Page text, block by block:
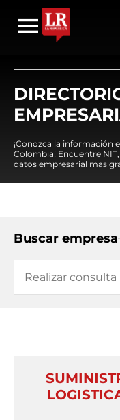
¡Conozca la información
Colombia! Encuentre
datos empresarial mas
Buscar empresa